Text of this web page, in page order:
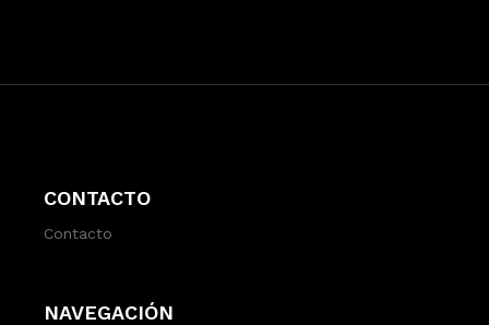
CONTACTO
Contacto
NAVEGACIÓN